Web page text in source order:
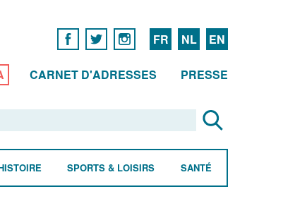
FR NL EN
CARNET D'ADRESSES PRESSE
SPORTS & LOISIRS SANTÉ